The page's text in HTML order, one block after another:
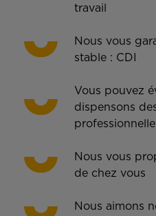
travail
Nous vous
stable : CDI
Vous pouvez
dispensons
Nous vous
de chez vous
Nous aimons